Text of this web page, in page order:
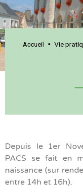
Accueil • Vie
Depuis le 1er
PACS se fait en
naissance (sur
entre 14h et 16h).